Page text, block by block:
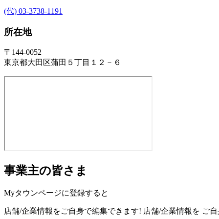
(代) 03-3738-1191
所在地
〒144-0052
東京都大田区蒲田５丁目１２－６
事業主の皆さま
Myタウンページに登録すると
店舗/企業情報をご自身で編集できます! 店舗/企業情報を ご